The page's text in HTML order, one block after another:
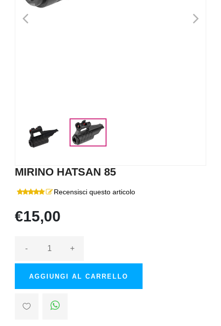
< >
MIRINO HATSAN 85
Recensisci questo articolo
€15,00
- +
AGGIUNGI AL CARRELLO